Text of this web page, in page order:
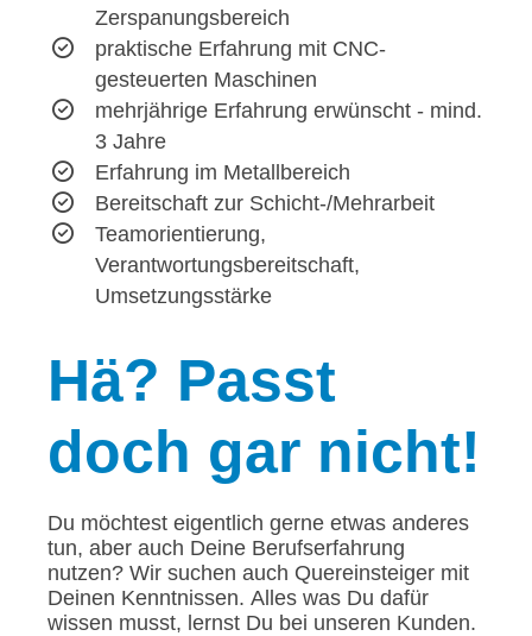
Zerspanungsbereich
praktische Erfahrung mit CNC-
gesteuerten Maschinen
mehrjährige Erfahrung erwünscht - mind.
3 Jahre
Erfahrung im Metallbereich
Bereitschaft zur Schicht-/Mehrarbeit
Teamorientierung,
Verantwortungsbereitschaft,
Umsetzungsstärke
Hä? Passt
doch gar nicht!
Du möchtest eigentlich gerne etwas anderes
tun, aber auch Deine Berufserfahrung
nutzen? Wir suchen auch Quereinsteiger mit
Deinen Kenntnissen. Alles was Du dafür
wissen musst, lernst Du bei unseren Kunden.